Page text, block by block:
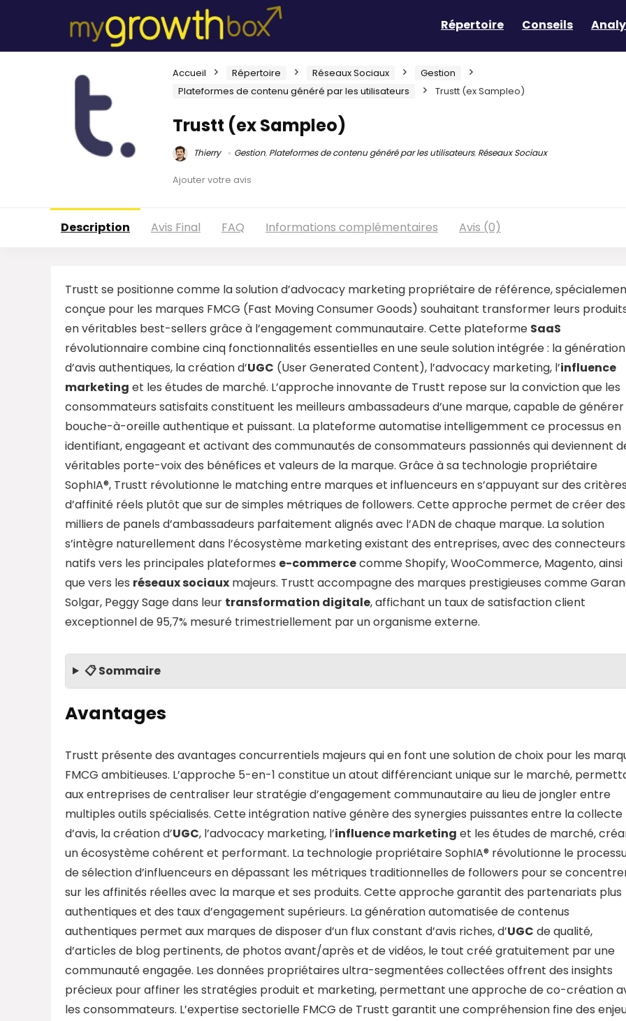
Répertoire Conseils
Accueil Répertoire Réseaux Sociaux
Gestion
Plateformes de contenu généré par les utilisateurs
Trustt (ex Sampleo)
Trustt (ex Sampleo)
Thierry Gestion, Plateformes de contenu généré par les utilisateurs, Réseaux Sociaux
Ajouter votre avis
Description Avis Final FAQ Informations complémentaires Avis (0)
Trustt se positionne comme la solution d’advocacy marketing propriétaire de référence,
conçue pour les marques FMCG (Fast Moving Consumer Goods) souhaitant transformer leurs
en véritables best-sellers grâce à l’engagement communautaire. Cette plateforme SaaS
révolutionnaire combine cinq fonctionnalités essentielles en une seule solution intégrée : la génération
d’avis authentiques, la création d’UGC (User Generated Content), l’advocacy marketing, l’influence
marketing et les études de marché. L’approche innovante de Trustt repose sur la conviction que les
consommateurs satisfaits constituent les meilleurs ambassadeurs d’une marque, capable de générer
bouche-à-oreille authentique et puissant. La plateforme automatise intelligemment ce processus en
identifiant, engageant et activant des communautés de consommateurs passionnés qui deviennent
véritables porte-voix des bénéfices et valeurs de la marque. Grâce à sa technologie propriétaire
SophIA®, Trustt révolutionne le matching entre marques et influenceurs en s’appuyant sur des
d’affinité réels plutôt que sur de simples métriques de followers. Cette approche permet de créer des
milliers de panels d’ambassadeurs parfaitement alignés avec l’ADN de chaque marque. La solution
s’intègre naturellement dans l’écosystème marketing existant des entreprises, avec des connecteurs
natifs vers les principales plateformes e-commercecomme Shopify, WooCommerce, Magento, ainsi
que vers les réseaux sociaux majeurs. Trustt accompagne des marques prestigieuses comme
Solgar, Peggy Sage dans leur transformation digitale, affichant un taux de satisfaction client
exceptionnel de 95,7% mesuré trimestriellement par un organisme externe.
📋 Sommaire
Avantages
Trustt présente des avantages concurrentiels majeurs qui en font une solution de choix pour les
FMCG ambitieuses. L’approche 5-en-1 constitue un atout différenciant unique sur le marché,
aux entreprises de centraliser leur stratégie d’engagement communautaire au lieu de jongler entre
multiples outils spécialisés. Cette intégration native génère des synergies puissantes entre la collecte
d’avis, la création d’UGC, l’advocacy marketing, l’influence marketing et les études de marché,
un écosystème cohérent et performant. La technologie propriétaire SophIA® révolutionne le
de sélection d’influenceurs en dépassant les métriques traditionnelles de followers pour se
sur les affinités réelles avec la marque et ses produits. Cette approche garantit des partenariats plus
authentiques et des taux d’engagement supérieurs. La génération automatisée de contenus
authentiques permet aux marques de disposer d’un flux constant d’avis riches, d’UGC de qualité,
d’articles de blog pertinents, de photos avant/après et de vidéos, le tout créé gratuitement par une
communauté engagée. Les données propriétaires ultra-segmentées collectées offrent des insights
précieux pour affiner les stratégies produit et marketing, permettant une approche de co-création
les consommateurs. L’expertise sectorielle FMCG de Trustt garantit une compréhension fine des